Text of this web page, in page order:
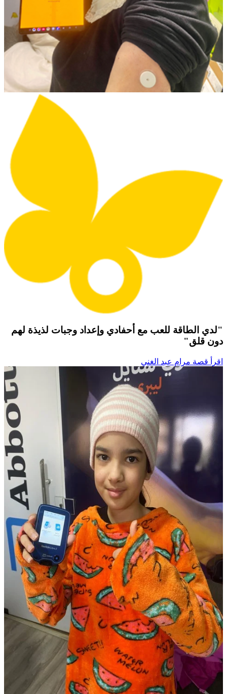
"لدي الطاقة للعب مع أحفادي وإعداد وجبات لذيذة لهم
دون قلق"
اقرأ قصة مرام عبد الغني